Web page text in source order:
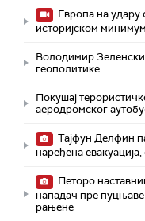
Европа на удару
историјском
Володимир
геополитике
Покушај
аеродромског
Тајфун Делфин
наређена
Петоро
нападач пре
рањене